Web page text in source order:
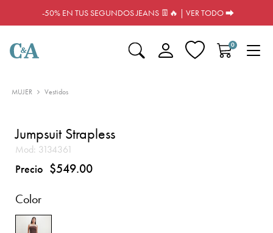
-50% EN TUS SEGUNDOS JEANS 👖🔥 | VER TODO ⮕
0
MUJER Vestidos
Jumpsuit Strapless
Mod: 3134361
Precio $549.00
Color